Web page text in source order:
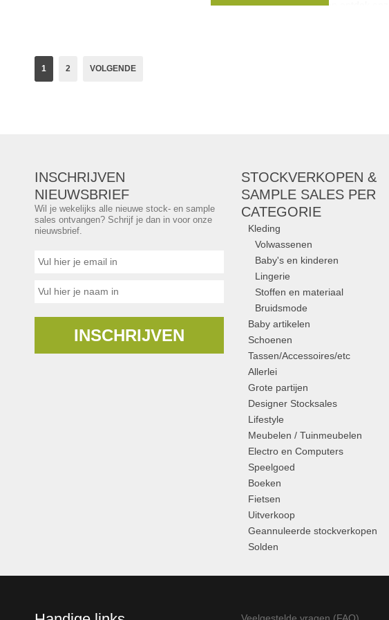
koopjesjagers. Kom langs en ontdek onze
1 2 VOLGENDE
INSCHRIJVEN
NIEUWSBRIEF
Wil je wekelijks alle nieuwe stock- en sample
sales ontvangen? Schrijf je dan in voor onze
nieuwsbrief.
INSCHRIJVEN
STOCKVERKOPEN &
SAMPLE SALES PER
CATEGORIE
Kleding
Volwassenen
Baby's en kinderen
Lingerie
Stoffen en materiaal
Bruidsmode
Baby artikelen
Schoenen
Tassen/Accessoires/etc
Allerlei
Grote partijen
Designer Stocksales
Lifestyle
Meubelen / Tuinmeubelen
Electro en Computers
Speelgoed
Boeken
Fietsen
Uitverkoop
Geannuleerde stockverkopen
Solden